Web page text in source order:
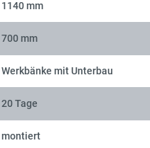
1140 mm
700 mm
Werkbänke mit Unterbau
20 Tage
montiert